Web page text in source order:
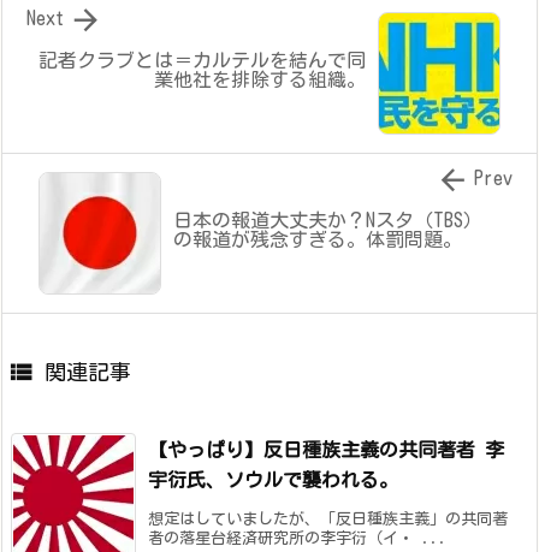
記者クラブとは＝カルテルを結んで同
業他社を排除する組織。

Next
日本の報道大丈夫か？Nスタ（TBS）
の報道が残念すぎる。体罰問題。
 Prev
 関連記事
【やっぱり】反日種族主義の共同著者 李
宇衍氏、ソウルで襲われる。
想定はしていましたが、「反日種族主義」の共同著
者の落星台経済研究所の李宇衍（イ・ ...